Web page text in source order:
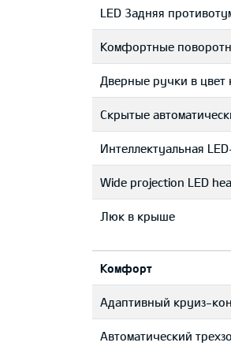
LED 3адняя
Комфортные
Дверные ручки в цвет
Скрытые
Интеллектуальная
Wide projection LED
Люк в крыше
Комфорт
Адаптивный круиз-
Автоматический